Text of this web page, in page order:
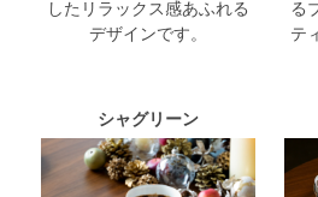
したリラックス感あふれる
デザインです。
る
テ
シャグリーン